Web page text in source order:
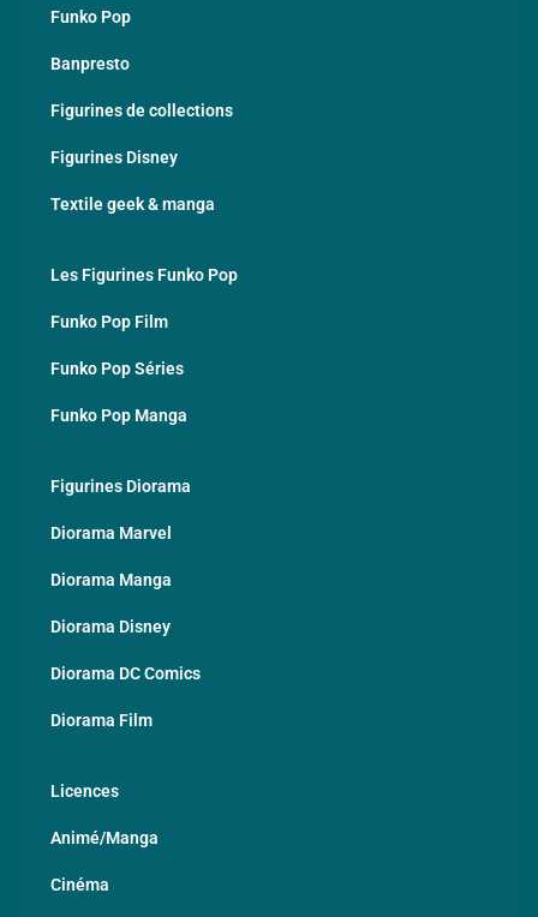
Funko Pop
Banpresto
Figurines de collections
Figurines Disney
Textile geek & manga
Les Figurines Funko Pop
Funko Pop Film
Funko Pop Séries
Funko Pop Manga
Figurines Diorama
Diorama Marvel
Diorama Manga
Diorama Disney
Diorama DC Comics
Diorama Film
Licences
Animé/Manga
Cinéma